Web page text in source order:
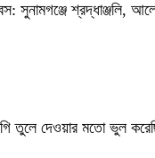
সুনামগঞ্জে শ্রদ্ধাঞ্জলি,
তুলে দেওয়ার মতো ভুল